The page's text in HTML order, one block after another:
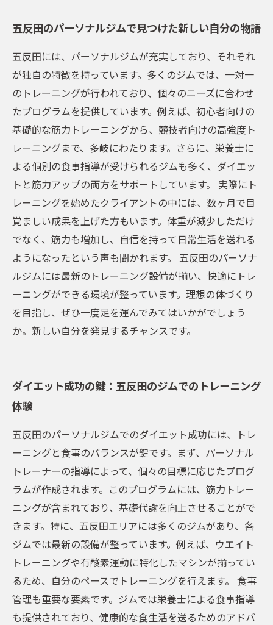
五反田のジムで気づいた心身の健康の重要性
ダイエット後の変化：成功事例と参加者の声
あなたも始めよう！五反田で理想の体づくりに
挑戦
五反田のパーソナルジムで見つけた新しい自分の物語
五反田には、パーソナルジムが充実しており、それぞれ
が独自の特徴を持っています。多くのジムでは、一対一
のトレーニングが行われており、個々のニーズに合わせ
たプログラムを提供しています。例えば、初心者向けの
基礎的な筋力トレーニングから、競技者向けの高強度ト
レーニングまで、多岐にわたります。さらに、栄養士に
よる個別の食事指導が受けられるジムも多く、ダイエッ
トと筋力アップの両方をサポートしています。 実際にト
レーニングを始めたクライアントの中には、数ヶ月で目
覚ましい成果を上げた方もいます。体重が減少しただけ
でなく、筋力も増加し、自信を持って日常生活を送れる
ようになったという声も聞かれます。 五反田のパーソナ
ルジムには最新のトレーニング設備が揃い、快適にトレ
ーニングができる環境が整っています。理想の体づくり
を目指し、ぜひ一度足を運んでみてはいかがでしょう
か。新しい自分を発見するチャンスです。
ダイエット成功の鍵：五反田のジムでのトレーニング
体験
五反田のパーソナルジムでのダイエット成功には、トレ
ーニングと食事のバランスが鍵です。まず、パーソナル
トレーナーの指導によって、個々の目標に応じたプログ
ラムが作成されます。このプログラムには、筋力トレー
ニングが含まれており、基礎代謝を向上させることがで
きます。特に、五反田エリアには多くのジムがあり、各
ジムでは最新の設備が整っています。例えば、ウエイト
トレーニングや有酸素運動に特化したマシンが揃ってい
るため、自分のペースでトレーニングを行えます。 食事
管理も重要な要素です。ジムでは栄養士による食事指導
も提供されており、健康的な食生活を送るためのアドバ